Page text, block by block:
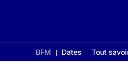
BFM Dates Tout